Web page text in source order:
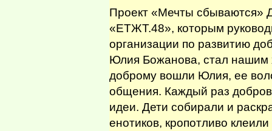
Проект «Мечты сбываются»
«ЕТЖТ.48», которым
организации по развитию
Юлия Божанова, стал нашим
доброму вошли Юлия, ее
общения. Каждый раз
идеи. Дети собирали и
енотиков, кропотливо